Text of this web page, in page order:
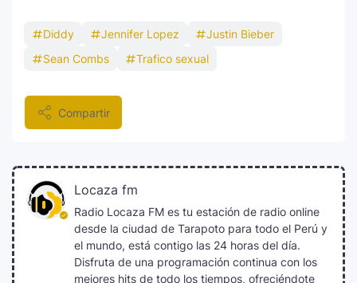
Diddy Jennifer Lopez
Justin Bieber
Sean Combs
Trafico sexual
Compartir
Locaza fm
Radio Locaza FM es tu estación de radio online
desde la ciudad de Tarapoto para todo el Perú y
el mundo, está contigo las 24 horas del día.
Disfruta de una programación continua con los
mejores hits de todo los tiempos, ofreciéndote